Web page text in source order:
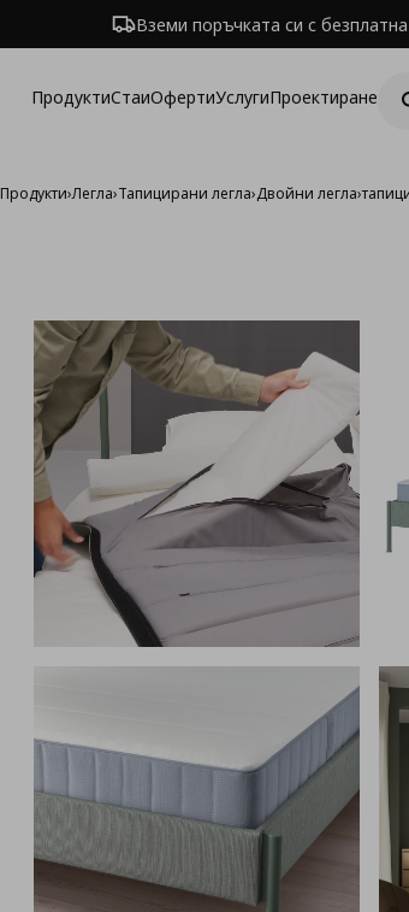
Вземи поръчката си с
ПродуктиСтаиОфертиУслугиПроектиране
Продукти›Легла›Тапицирани легла›Двойни легла›